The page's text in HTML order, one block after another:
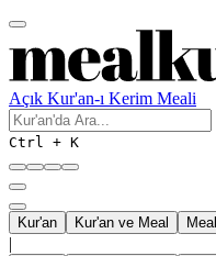
Açık Kur'an-ı Kerim Meali
Ctrl + K
Kur'an Kur'an ve Meal Meal
|